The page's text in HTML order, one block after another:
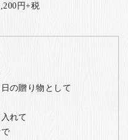
円+税
の贈り物として
れて